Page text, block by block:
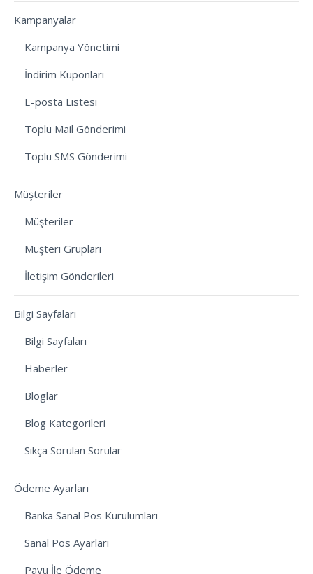
Kampanyalar
Kampanya Yönetimi
İndirim Kuponları
E-posta Listesi
Toplu Mail Gönderimi
Toplu SMS Gönderimi
Müşteriler
Müşteriler
Müşteri Grupları
İletişim Gönderileri
Bilgi Sayfaları
Bilgi Sayfaları
Haberler
Bloglar
Blog Kategorileri
Sıkça Sorulan Sorular
Ödeme Ayarları
Banka Sanal Pos Kurulumları
Sanal Pos Ayarları
Payu İle Ödeme